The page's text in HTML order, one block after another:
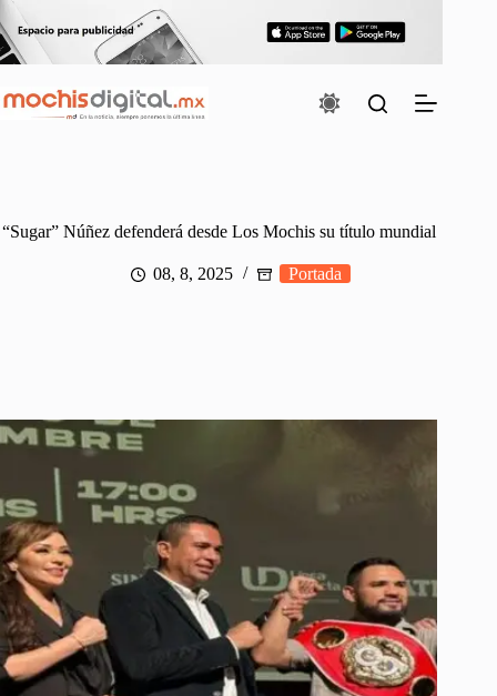
Saltar
al
contenido
“Sugar” Núñez defenderá desde Los Mochis su título mundial
08, 8, 2025 Portada